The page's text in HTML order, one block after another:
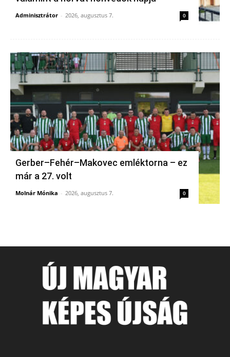
Adminisztrátor - 2026, augusztus 7. 0
Gerber–Fehér–Makovec emléktorna – ez
már a 27. volt
Molnár Mónika - 2026, augusztus 7. 0